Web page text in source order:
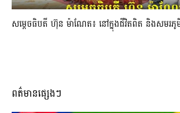
សម្តេចធិបតី ហ៊ុន ម៉ាណែត៖ នៅក្នុងជីវិតពិត និងសមរភូ
ពត៌មានផ្សេងៗ